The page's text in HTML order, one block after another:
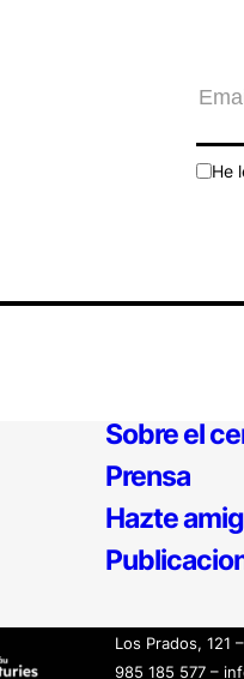
He
Sobre el
Prensa
Hazte
Los Prados, 121
985 185 577 –